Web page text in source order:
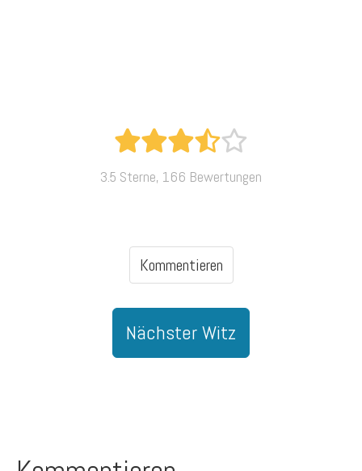
3.5 Sterne, 166 Bewertungen
Kommentieren
Nächster Witz